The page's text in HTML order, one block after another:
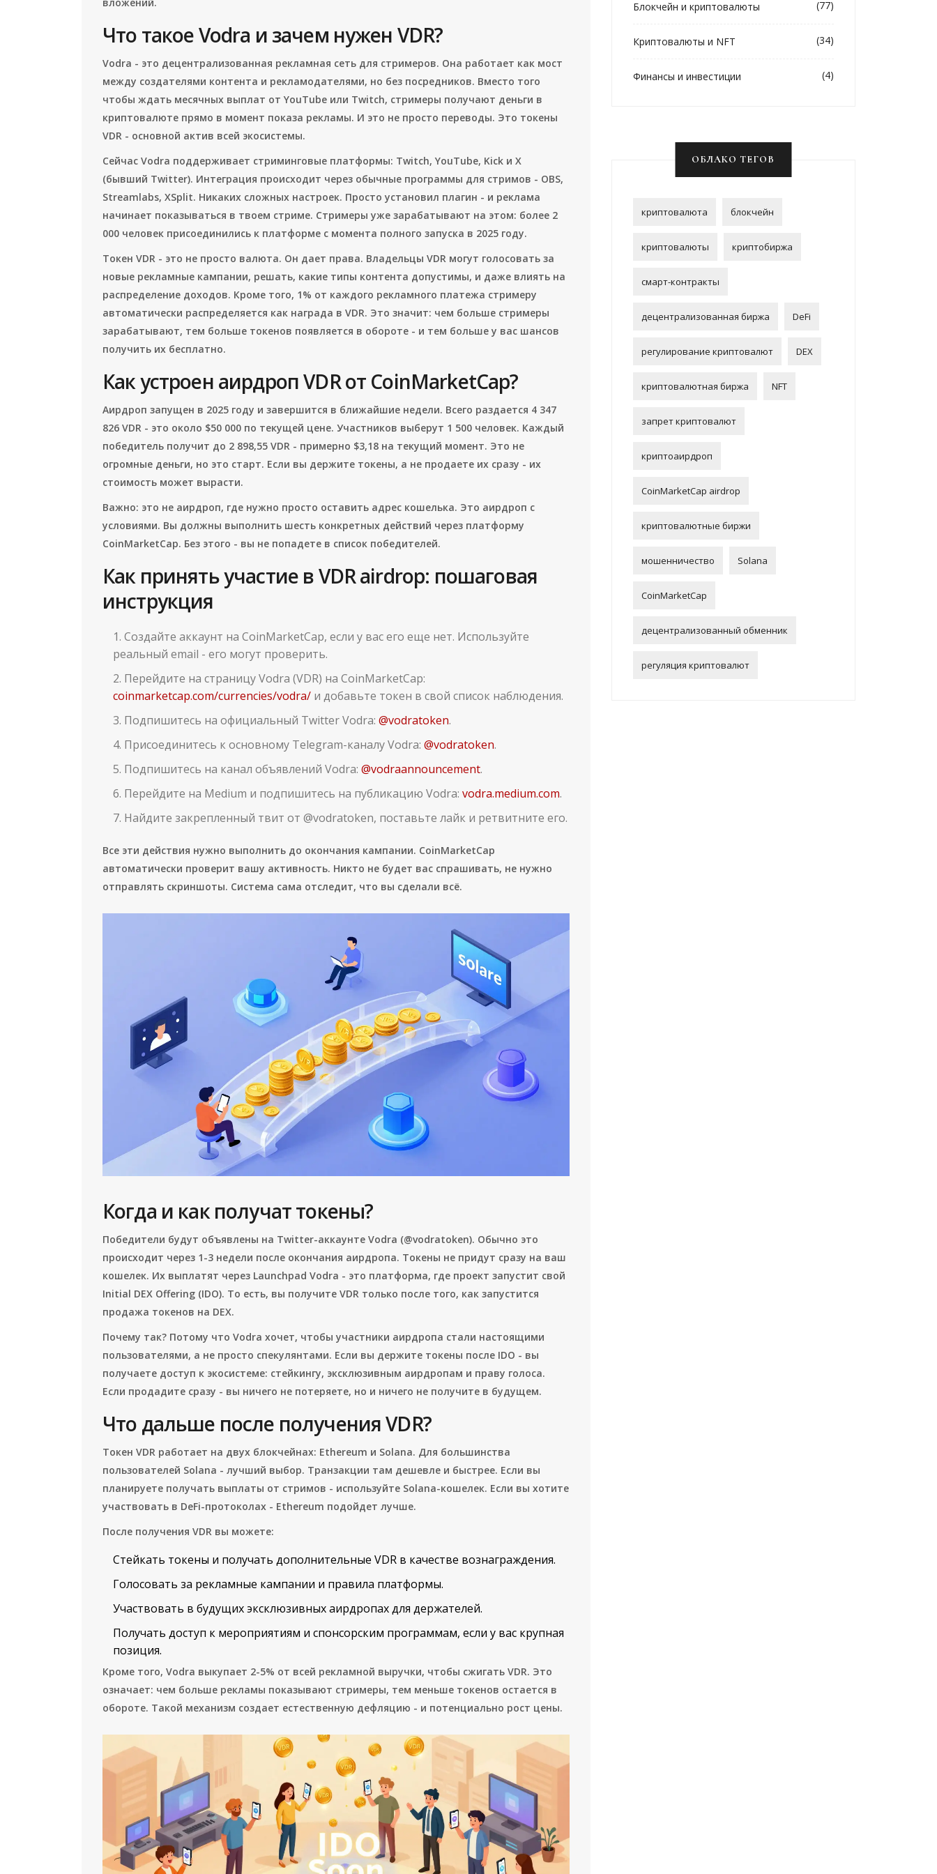
Что такое Vodra и зачем нужен VDR?
Vodra - это децентрализованная рекламная сеть для стримеров. Она работает как мост
между создателями контента и рекламодателями, но без посредников. Вместо того
чтобы ждать месячных выплат от YouTube или Twitch, стримеры получают деньги в
криптовалюте прямо в момент показа рекламы. И это не просто переводы. Это токены
VDR - основной актив всей экосистемы.
Сейчас Vodra поддерживает стриминговые платформы: Twitch, YouTube, Kick и X
(бывший Twitter). Интеграция происходит через обычные программы для стримов - OBS,
Streamlabs, XSplit. Никаких сложных настроек. Просто установил плагин - и реклама
начинает показываться в твоем стриме. Стримеры уже зарабатывают на этом: более 2
000 человек присоединились к платформе с момента полного запуска в 2025 году.
Токен VDR - это не просто валюта. Он дает права. Владельцы VDR могут голосовать за
новые рекламные кампании, решать, какие типы контента допустимы, и даже влиять на
распределение доходов. Кроме того, 1% от каждого рекламного платежа стримеру
автоматически распределяется как награда в VDR. Это значит: чем больше стримеры
зарабатывают, тем больше токенов появляется в обороте - и тем больше у вас шансов
получить их бесплатно.
Как устроен аирдроп VDR от CoinMarketCap?
Аирдроп запущен в 2025 году и завершится в ближайшие недели. Всего раздается 4 347
826 VDR - это около $50 000 по текущей цене. Участников выберут 1 500 человек. Каждый
победитель получит до 2 898,55 VDR - примерно $3,18 на текущий момент. Это не
огромные деньги, но это старт. Если вы держите токены, а не продаете их сразу - их
стоимость может вырасти.
Важно: это не аирдроп, где нужно просто оставить адрес кошелька. Это аирдроп с
условиями. Вы должны выполнить шесть конкретных действий через платформу
CoinMarketCap. Без этого - вы не попадете в список победителей.
Как принять участие в VDR airdrop: пошаговая
инструкция
Создайте аккаунт на CoinMarketCap, если у вас его еще нет. Используйте
реальный email - его могут проверить.
Перейдите на страницу Vodra (VDR) на CoinMarketCap:
coinmarketcap.com/currencies/vodra/ и добавьте токен в свой список наблюдения.
Подпишитесь на официальный Twitter Vodra: @vodratoken.
Присоединитесь к основному Telegram-каналу Vodra: @vodratoken.
Подпишитесь на канал объявлений Vodra: @vodraannouncement.
Перейдите на Medium и подпишитесь на публикацию Vodra: vodra.medium.com.
Найдите закрепленный твит от @vodratoken, поставьте лайк и ретвитните его.
Все эти действия нужно выполнить до окончания кампании. CoinMarketCap
автоматически проверит вашу активность. Никто не будет вас спрашивать, не нужно
отправлять скриншоты. Система сама отследит, что вы сделали всё.
Когда и как получат токены?
Победители будут объявлены на Twitter-аккаунте Vodra (@vodratoken). Обычно это
происходит через 1-3 недели после окончания аирдропа. Токены не придут сразу на ваш
кошелек. Их выплатят через Launchpad Vodra - это платформа, где проект запустит свой
Initial DEX Offering (IDO). То есть, вы получите VDR только после того, как запустится
продажа токенов на DEX.
Почему так? Потому что Vodra хочет, чтобы участники аирдропа стали настоящими
пользователями, а не просто спекулянтами. Если вы держите токены после IDO - вы
получаете доступ к экосистеме: стейкингу, эксклюзивным аирдропам и праву голоса.
Если продадите сразу - вы ничего не потеряете, но и ничего не получите в будущем.
Что дальше после получения VDR?
Токен VDR работает на двух блокчейнах: Ethereum и Solana. Для большинства
пользователей Solana - лучший выбор. Транзакции там дешевле и быстрее. Если вы
планируете получать выплаты от стримов - используйте Solana-кошелек. Если вы хотите
участвовать в DeFi-протоколах - Ethereum подойдет лучше.
После получения VDR вы можете:
Стейкать токены и получать дополнительные VDR в качестве вознаграждения.
Голосовать за рекламные кампании и правила платформы.
Участвовать в будущих эксклюзивных аирдропах для держателей.
Получать доступ к мероприятиям и спонсорским программам, если у вас крупная
позиция.
Кроме того, Vodra выкупает 2-5% от всей рекламной выручки, чтобы сжигать VDR. Это
означает: чем больше рекламы показывают стримеры, тем меньше токенов остается в
обороте. Такой механизм создает естественную дефляцию - и потенциально рост цены.
Блокчейн и криптовалюты (77)
Криптовалюты и NFT (34)
Финансы и инвестиции (4)
ОБЛАКО ТЕГОВ
криптовалюта блокчейн
криптовалюты криптобиржа
смарт-контракты
децентрализованная биржа DeFi
регулирование криптовалют DEX
криптовалютная биржа NFT
запрет криптовалют
криптоаирдроп
CoinMarketCap airdrop
криптовалютные биржи
мошенничество Solana
CoinMarketCap
децентрализованный обменник
регуляция криптовалют